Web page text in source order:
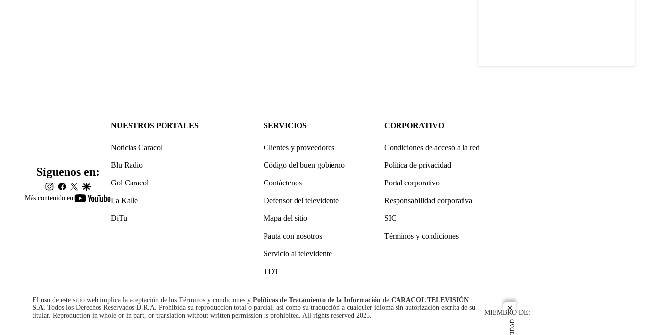
close
Más contenido en
youtube-
Síguenos en:
instagram
facebook
twittergoogle
NUESTROS PORTALES
Noticias Caracol
Blu Radio
Gol Caracol
La Kalle
DiTu
SERVICIOS
Clientes y proveedores
Código del buen gobierno
Contáctenos
Defensor del televidente
Mapa del sitio
Pauta con nosotros
Servicio al televidente
TDT
CORPORATIVO
Condiciones de acceso a la red
Política de privacidad
Portal corporativo
Responsabilidad corporativa
SIC
Términos y condiciones
El uso de este sitio web implica la aceptación de los Términos y condiciones y Políticas de Tratamiento de la Información de CARACOL TELEVISIÓN
S.A. Todos los Derechos Reservados D.R.A. Prohibida su reproducción total o parcial, así como su traducción a cualquier idioma sin autorización escrita de su
titular. Reproduction in whole or in part, or translation without written permission is prohibited. All rights reserved 2025.
MIEMBRO DE: